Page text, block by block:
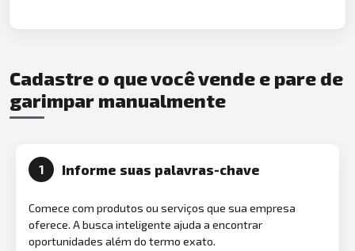
Cadastre o que você vende e pare de
garimpar manualmente
1 Informe suas palavras-chave
Comece com produtos ou serviços que sua empresa
oferece. A busca inteligente ajuda a encontrar
oportunidades além do termo exato.